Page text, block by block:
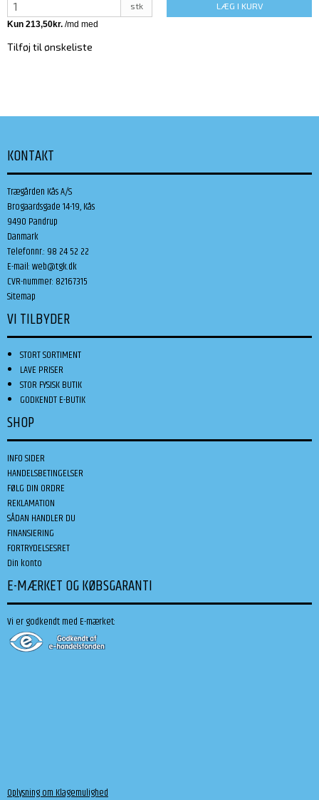
stk LÆG I KURV
Tilføj til ønskeliste
KONTAKT
Trægården Kås A/S
Brogaardsgade 14-19, Kås
9490 Pandrup
Danmark
Telefonnr.: 98 24 52 22
E-mail:web@tgk.dk
CVR-nummer: 82167315
Sitemap
VI TILBYDER
STORT SORTIMENT
LAVE PRISER
STOR FYSISK BUTIK
GODKENDT E-BUTIK
SHOP
INFO SIDER
HANDELSBETINGELSER
FØLG DIN ORDRE
REKLAMATION
SÅDAN HANDLER DU
FINANSIERING
FORTRYDELSESRET
Din konto
E-MÆRKET OG KØBSGARANTI
Vi er godkendt med E-mærket:
Oplysning om Klagemulighed